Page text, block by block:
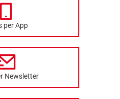
per App
Newsletter